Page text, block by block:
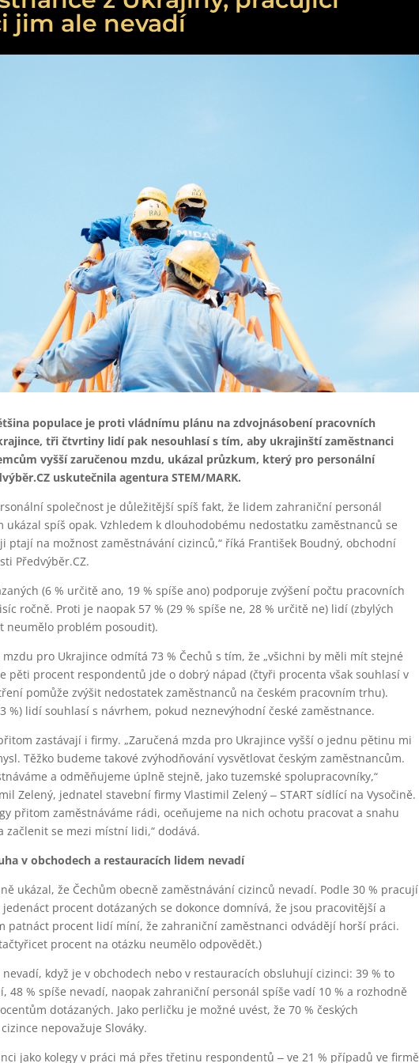
jim ale nevadí
populace je proti vládnímu plánu na zdvojnásobení pracovních
tři čtvrtiny lidí pak nesouhlasí s tím, aby ukrajinští zaměstnanci
vyšší zaručenou mzdu, ukázal průzkum, který pro personální
uskutečnila agentura STEM/MARK.
společnost je důležitější spíš fakt, že lidem zahraniční personál
ukázal spíš opak. Vzhledem k dlouhodobému nedostatku zaměstnanců se
ptají na možnost zaměstnávání cizinců,“ říká František Boudný, obchodní
Předvýběr.CZ.
(6 % určitě ano, 19 % spíše ano) podporuje zvýšení počtu pracovních
ročně. Proti je naopak 57 % (29 % spíše ne, 28 % určitě ne) lidí (zbylých
neumělo problém posoudit).
mzdu pro Ukrajince odmítá 73 % Čechů s tím, že „všichni by měli mít stejné
pěti procent respondentů jde o dobrý nápad (čtyři procenta však souhlasí v
pomůže zvýšit nedostatek zaměstnanců na českém pracovním trhu).
%) lidí souhlasí s návrhem, pokud neznevýhodní české zaměstnance.
zastávají i firmy. „Zaručená mzda pro Ukrajince vyšší o jednu pětinu mi
Těžko budeme takové zvýhodňování vysvětlovat českým zaměstnancům.
a odměňujeme úplně stejně, jako tuzemské spolupracovníky,“
Zelený, jednatel stavební firmy Vlastimil Zelený ‒ START sídlící na Vysočině.
přitom zaměstnáváme rádi, oceňujeme na nich ochotu pracovat a snahu
začlenit se mezi místní lidi,“ dodává.
v obchodech a restauracích lidem nevadí
ukázal, že Čechům obecně zaměstnávání cizinců nevadí. Podle 30 % pracují
jedenáct procent dotázaných se dokonce domnívá, že jsou pracovitější a
patnáct procent lidí míní, že zahraniční zaměstnanci odvádějí horší práci.
procent na otázku neumělo odpovědět.)
když je v obchodech nebo v restauracích obsluhují cizinci: 39 % to
48 % spíše nevadí, naopak zahraniční personál spíše vadí 10 % a rozhodně
dotázaných. Jako perličku je možné uvést, že 70 % českých
nepovažuje Slováky.
jako kolegy v práci má přes třetinu respondentů ‒ ve 21 % případů ve firmě